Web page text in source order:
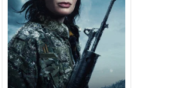
Balística Torrent (2025) WEB-
DL 1080p Dual Áudio